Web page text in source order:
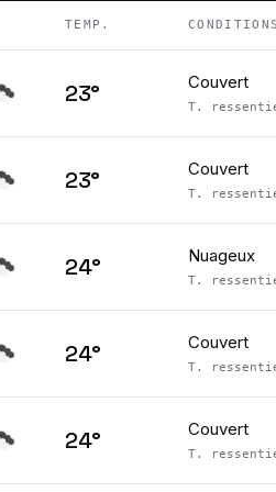
TEMP. CONDITIONS
23° Couvert
T.
23° Couvert
T.
24° Nuageux
T.
24° Couvert
T.
24° Couvert
T.